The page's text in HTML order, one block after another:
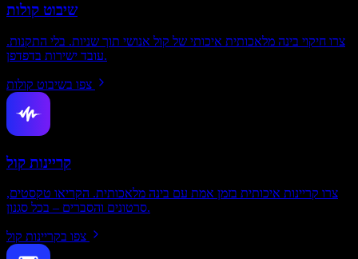
שיבוט קולות
צרו חיקוי בינה מלאכותית איכותי של קול אנושי תוך שניות. בלי התקנות.
עובד ישירות בדפדפן.
צפו בשיבוט קולות
קריינות קול
צרו קריינות איכותית בזמן אמת עם בינה מלאכותית. הקריאו טקסטים,
סרטונים והסברים – בכל סגנון.
צפו בקריינות קול